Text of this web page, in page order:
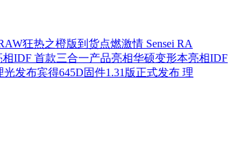
点燃激情 Sensei RA
华硕变形本亮相IDF
1.31版正式发布 理